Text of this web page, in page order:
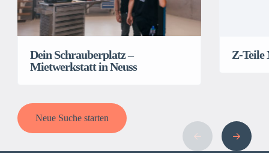
Dein Schrauberplatz –
Mietwerkstatt in Neuss
Z-
Neue Suche starten